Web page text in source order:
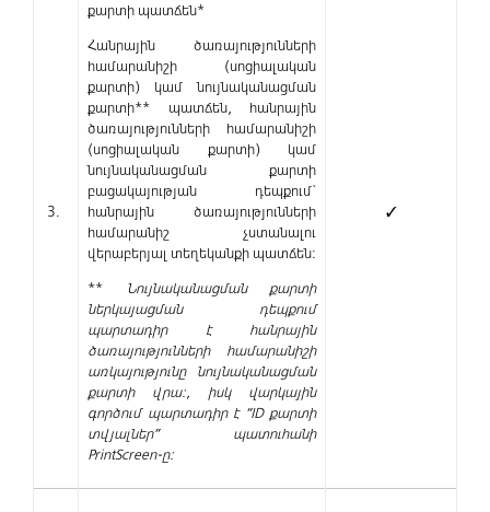
3.
քարտի պատճեն*
Հանրային ծառայությունների
համարանիշի (սոցիալական
քարտի) կամ նույնականացման
քարտի** պատճեն, հանրային
ծառայությունների համարանիշի
(սոցիալական քարտի) կամ
նույնականացման քարտի
բացակայության դեպքում`
հանրային ծառայությունների
համարանիշ չստանալու
վերաբերյալ տեղեկանքի պատճեն:
**
Նույնականացման քարտի
ներկայացման դեպքում
պարտադիր է հանրային
ծառայությունների համարանիշի
առկայությունը նույնականացման
քարտի վրա:, իսկ վարկային
գործում պարտադիր է “ID քարտի
տվյալներ” պատուհանի
PrintScreen-ը:
✓